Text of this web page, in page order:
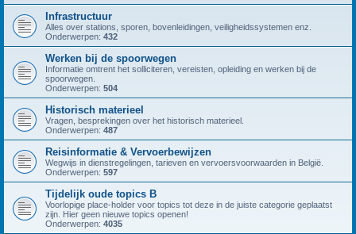
Infrastructuur
Alles over stations, sporen, bovenleidingen, veiligheidssystemen enz.
Onderwerpen: 432
Werken bij de spoorwegen
Informatie omtrent het solliciteren, vereisten, opleiding en werken bij de
spoorwegen.
Onderwerpen: 504
Historisch materieel
Vragen, besprekingen over het historisch materieel.
Onderwerpen: 487
Reisinformatie & Vervoerbewijzen
Wegwijs in dienstregelingen, tarieven en vervoersvoorwaarden in België.
Onderwerpen: 597
Tijdelijk oude topics B
Voorlopige place-holder voor topics tot deze in de juiste categorie geplaatst
zijn. Hier geen nieuwe topics openen!
Onderwerpen: 4035